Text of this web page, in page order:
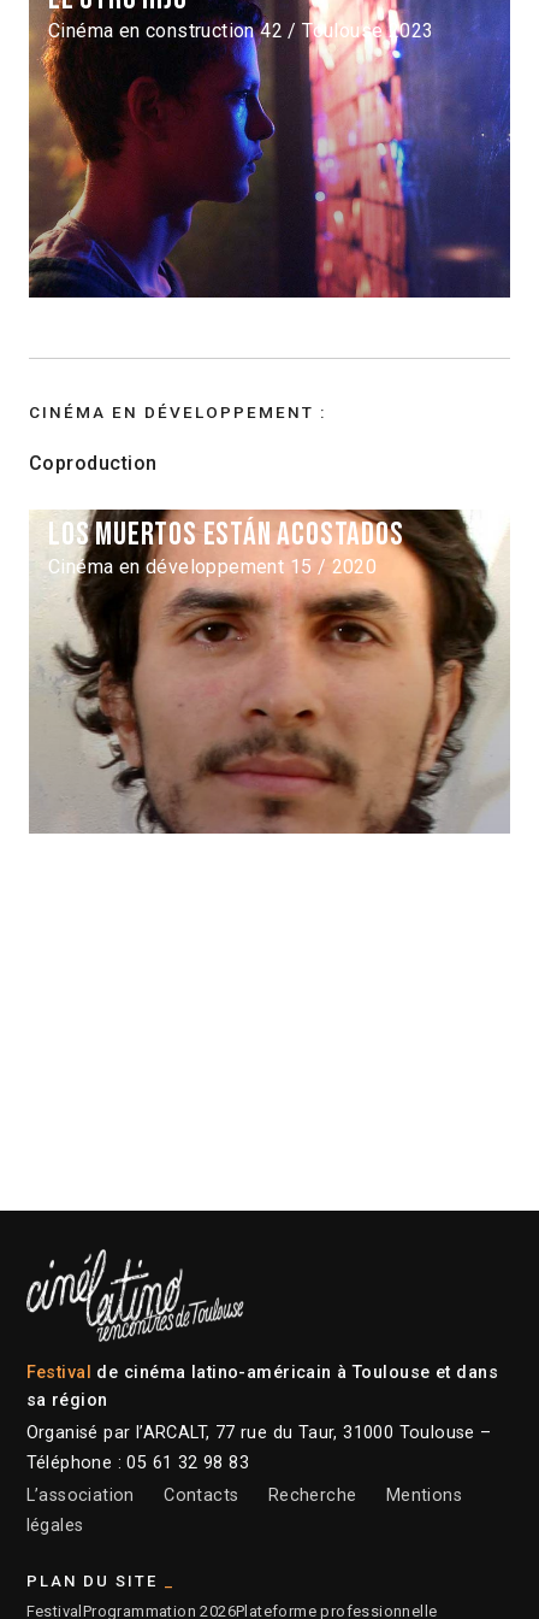
Cinéma en construction 42 / Toulouse 2023
CINÉMA EN DÉVELOPPEMENT :
Coproduction
Los muertos están acostados
Cinéma en développement 15 / 2020
Festival de cinéma latino-américain à Toulouse et dans
sa région
Organisé par l’ARCALT, 77 rue du Taur, 31000 Toulouse –
Téléphone : 05 61 32 98 83
L’association
Contacts Recherche
Mentions
légales
PLAN DU SITE
Festival Programmation 2026Plateforme professionnelle